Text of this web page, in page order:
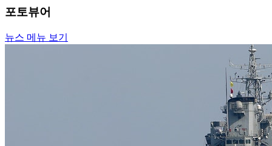
포토뷰어
뉴스 메뉴 보기